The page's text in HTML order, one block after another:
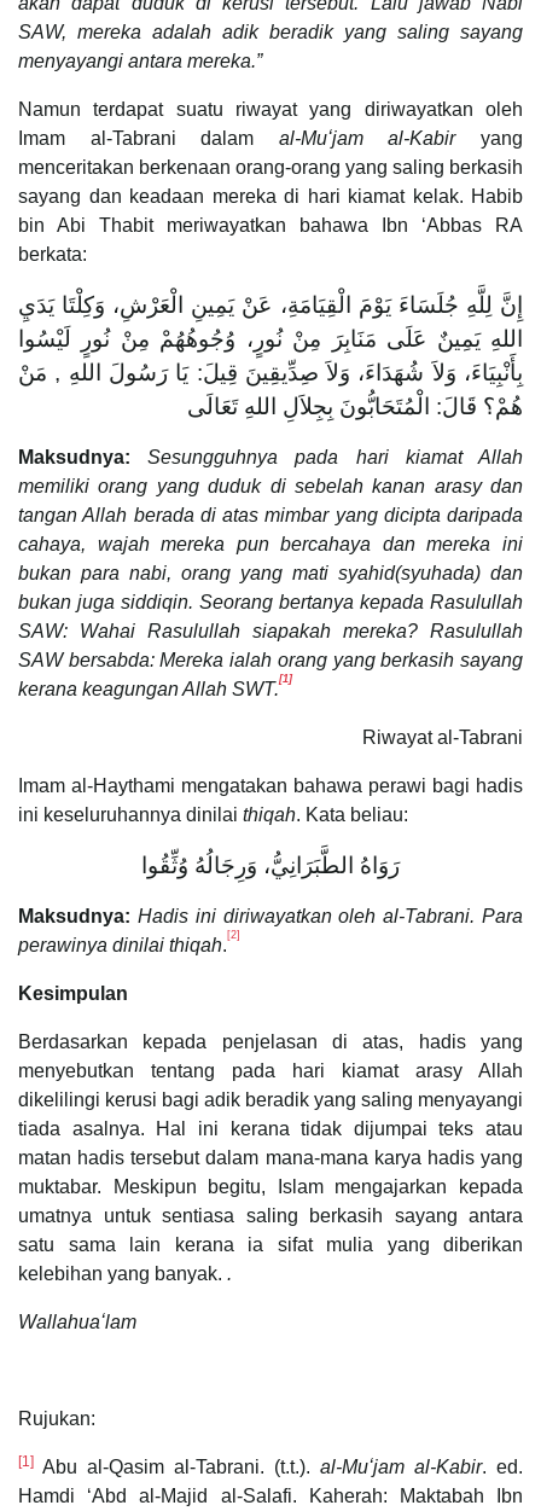
SAW, mereka adalah adik beradik yang saling sayang
menyayangi antara mereka.”
Namun terdapat suatu riwayat yang diriwayatkan oleh
Imam al-Tabrani dalam al-Muʻjam al-Kabiryang
menceritakan berkenaan orang-orang yang saling berkasih
sayang dan keadaan mereka di hari kiamat kelak. Habib
bin Abi Thabit meriwayatkan bahawa Ibn ʻAbbas RA
berkata:
إِنَّ لِلَّهِ جُلَسَاءَ يَوْمَ الْقِيَامَةِ، عَنْ يَمِينِ الْعَرْشِ، وَكِلْتَا يَدَيِ
اللهِ يَمِينٌ عَلَى مَنَابِرَ مِنْ نُورٍ، وُجُوهُهُمْ مِنْ نُورٍ لَيْسُوا
بِأَنْبِيَاءَ، وَلاَ شُهَدَاءَ، وَلاَ صِدِّيقِينَ قِيلَ: يَا رَسُولَ اللهِ , مَنْ
هُمْ؟ قَالَ: الْمُتَحَابُّونَ بِجِلاَلِ اللهِ تَعَالَى
Maksudnya:Sesungguhnya pada hari kiamat Allah
memiliki orang yang duduk di sebelah kanan arasy dan
tangan Allah berada di atas mimbar yang dicipta daripada
cahaya, wajah mereka pun bercahaya dan mereka ini
bukan para nabi, orang yang mati syahid(syuhada) dan
bukan juga siddiqin. Seorang bertanya kepada Rasulullah
SAW: Wahai Rasulullah siapakah mereka? Rasulullah
SAW bersabda: Mereka ialah orang yang berkasih sayang
kerana keagungan Allah SWT.[1]
Riwayat al-Tabrani
Imam al-Haythami mengatakan bahawa perawi bagi hadis
ini keseluruhannya dinilai thiqah. Kata beliau:
رَوَاهُ الطَّبَرَانِيُّ، وَرِجَالُهُ وُثِّقُوا
Maksudnya: Hadis ini diriwayatkan oleh al-Tabrani. Para
perawinya dinilai thiqah. [2]
Kesimpulan
Berdasarkan kepada penjelasan di atas, hadis yang
menyebutkan tentang pada hari kiamat arasy Allah
dikelilingi kerusi bagi adik beradik yang saling menyayangi
tiada asalnya. Hal ini kerana tidak dijumpai teks atau
matan hadis tersebut dalam mana-mana karya hadis yang
muktabar. Meskipun begitu, Islam mengajarkan kepada
umatnya untuk sentiasa saling berkasih sayang antara
satu sama lain kerana ia sifat mulia yang diberikan
kelebihan yang banyak. .
Wallahuaʻlam
Rujukan:
[1] Abu al-Qasim al-Tabrani. (t.t.). al-Muʻjam al-Kabir. ed.
Hamdi ʻAbd al-Majid al-Salafi. Kaherah: Maktabah Ibn